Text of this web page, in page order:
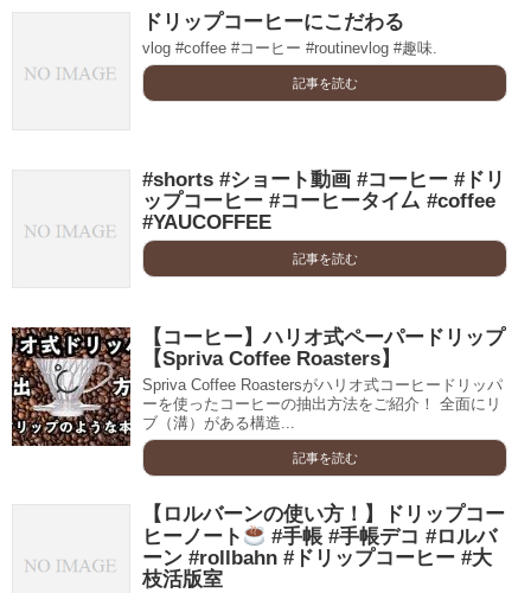
ドリップコーヒーにこだわる
vlog #coffee #コーヒー #routinevlog #趣味.
記事を読む
#shorts #ショート動画 #コーヒー #ドリ
ップコーヒー #コーヒータイ厶 #coffee
#YAUCOFFEE
記事を読む
【コーヒー】ハリオ式ペーパードリップ
【Spriva Coffee Roasters】
Spriva Coffee Roastersがハリオ式コーヒードリッパ
ーを使ったコーヒーの抽出方法をご紹介！ 全面にリ
ブ（溝）がある構造...
記事を読む
【ロルバーンの使い方！】ドリップコー
ヒーノート
#手帳 #手帳デコ #ロルバ
ーン #rollbahn #ドリップコーヒー #大
枝活版室